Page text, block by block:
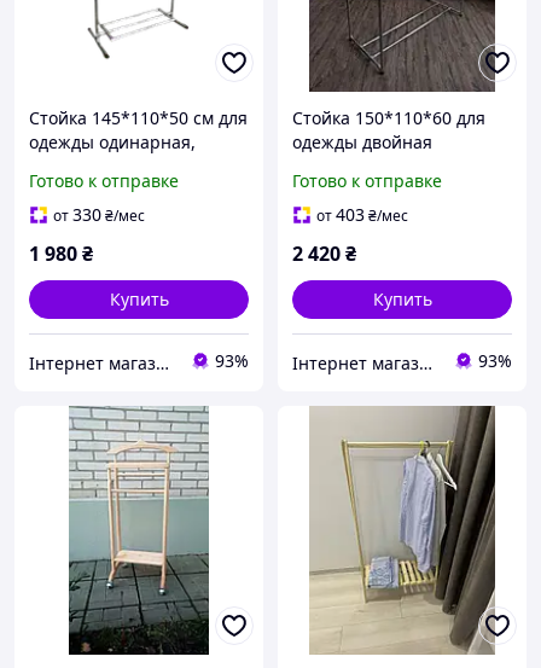
Стойка 145*110*50 см для
одежды одинарная,
полочкой для обуви С15
Готово к отправке
от330₴/мес
1 980₴
Купить
Інтернет магазин товарів для дому Сімейний 93%
Стойка 150*110*60 для
одежды двойная
для вещей с обувной
полкой С16(м)
Готово к отправке
от403₴/мес
2 420₴
Купить
Інтернет магазин товарів для дому Сімейний 93%